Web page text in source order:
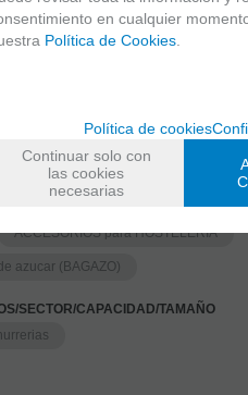
(410.02 Kb)
ACCESORIOS para HOSTELERIA
azucar (BAGAZO)
SECTOR/CAPACIDAD/TAMAÑO
en cualquier
Política de Cookies
Política de cookies
Continuar solo con
las cookies
necesarias